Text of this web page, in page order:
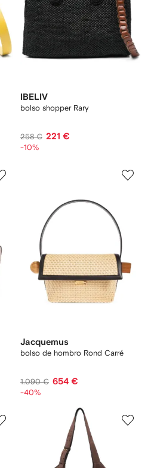
IBELIV
bolso shopper Rary
258 € 221 €
-10%
Jacquemus
bolso de hombro Rond Carré
1.090 € 654 €
-40%